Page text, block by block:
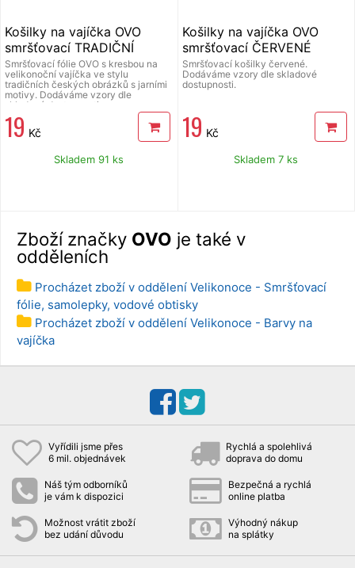
Košilky na vajíčka OVO
smršťovací TRADIČNÍ
Smršťovací fólie OVO s kresbou na
velikonoční vajíčka ve stylu
tradičních českých obrázků s jarními
motivy. Dodáváme vzory dle
skladové dostupnosti.
19 Kč
Skladem 91 ks
Košilky na vajíčka OVO
smršťovací ČERVENÉ
Smršťovací košilky červené.
Dodáváme vzory dle skladové
dostupnosti.
19 Kč
Skladem 7 ks
Zboží značky OVO je také v
odděleních
Procházet zboží v oddělení Velikonoce - Smršťovací
fólie, samolepky, vodové obtisky
Procházet zboží v oddělení Velikonoce - Barvy na
vajíčka
Vyřídili jsme přes
6 mil. objednávek
Rychlá a spolehlivá
doprava do domu
Náš tým odborníků
je vám k dispozici
Bezpečná a rychlá
online platba
Možnost vrátit zboží
bez udání důvodu
Výhodný nákup
na splátky